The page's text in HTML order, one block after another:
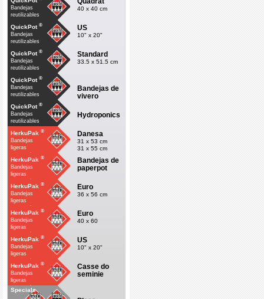
Bandejas
reutilizables
40 x 40 cm
QuickPot ®
Bandejas
reutilizables
US
10" x 20"
QuickPot ®
Bandejas
reutilizables
Standard
33.5 x 51.5 cm
QuickPot ®
Bandejas
reutilizables
Bandejas de
vivero
QuickPot ®
Bandejas
reutilizables
Hydroponics
HerkuPak ®
Bandejas
ligeras
economicas
Danesa
31 x 53 cm
31 x 55 cm
HerkuPak ®
Bandejas
ligeras
economicas
Bandejas de
paperpot
HerkuPak ®
Bandejas
ligeras
economicas
Euro
36 x 56 cm
HerkuPak ®
Bandejas
ligeras
economicas
Euro
40 x 60
HerkuPak ®
Bandejas
ligeras
economicas
US
10" x 20"
HerkuPak ®
Bandejas
ligeras
economicas
Casse do
seminie
Specials